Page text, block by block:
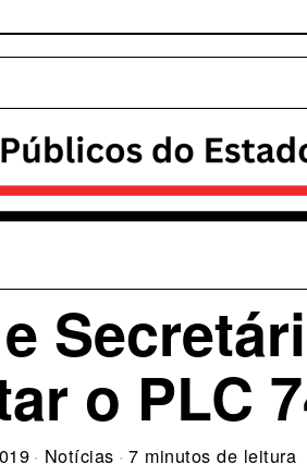
o PLC
Notícias 7 minutos de leitura